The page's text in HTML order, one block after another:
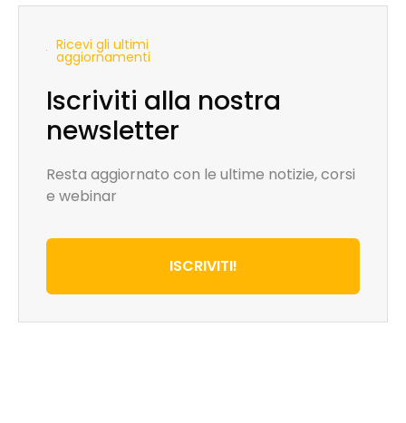
Ricevi gli ultimi
aggiornamenti
Iscriviti alla nostra
newsletter
Resta aggiornato con le ultime notizie, corsi
e webinar
ISCRIVITI!